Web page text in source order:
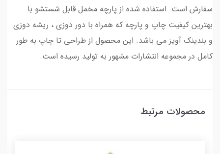
سفارش است. استفاده شده از پارچه مخمل قابل شستشو با
بهترین کیفیت چاپ و پارچه که همراه با دور دوزی ، ریشه دوزی
و بندینک آویز می باشد. این محصول از طراحی تا چاپ به طور
کامل در مجموعه انتشارات مشهور به تولید رسیده است.
محصولات مرتبط